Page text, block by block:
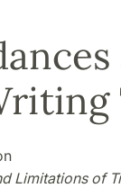
Limitations of